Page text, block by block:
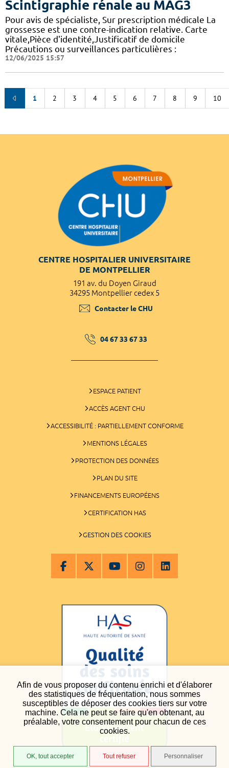
Afin de vous proposer du contenu enrichi et d'élaborer
des statistiques de fréquentation, nous sommes
susceptibles de déposer des cookies tiers sur votre
machine. Cela ne peut se faire qu'en obtenant, au
préalable, votre consentement pour chacun de ces
cookies.
OK, tout accepter Tout refuser Personnaliser
Scintigraphie rénale au MAG3
Pour avis de spécialiste, Sur prescription médicale La
grossesse est une contre-indication relative. Carte
vitale,Pièce d'identité,Justificatif de domicile
Précautions ou surveillances particulières :
12/06/2025 15:57
1 2 3 4 5 6 7 8 9 10
CENTRE HOSPITALIER UNIVERSITAIRE
DE MONTPELLIER
191 av. du Doyen Giraud
34295 Montpellier cedex 5
Contacter le CHU
04 67 33 67 33
ESPACE PATIENT
ACCÈS AGENT CHU
ACCESSIBILITÉ : PARTIELLEMENT CONFORME
MENTIONS LÉGALES
PROTECTION DES DONNÉES
PLAN DU SITE
FINANCEMENTS EUROPÉENS
CERTIFICATION HAS
GESTION DES COOKIES